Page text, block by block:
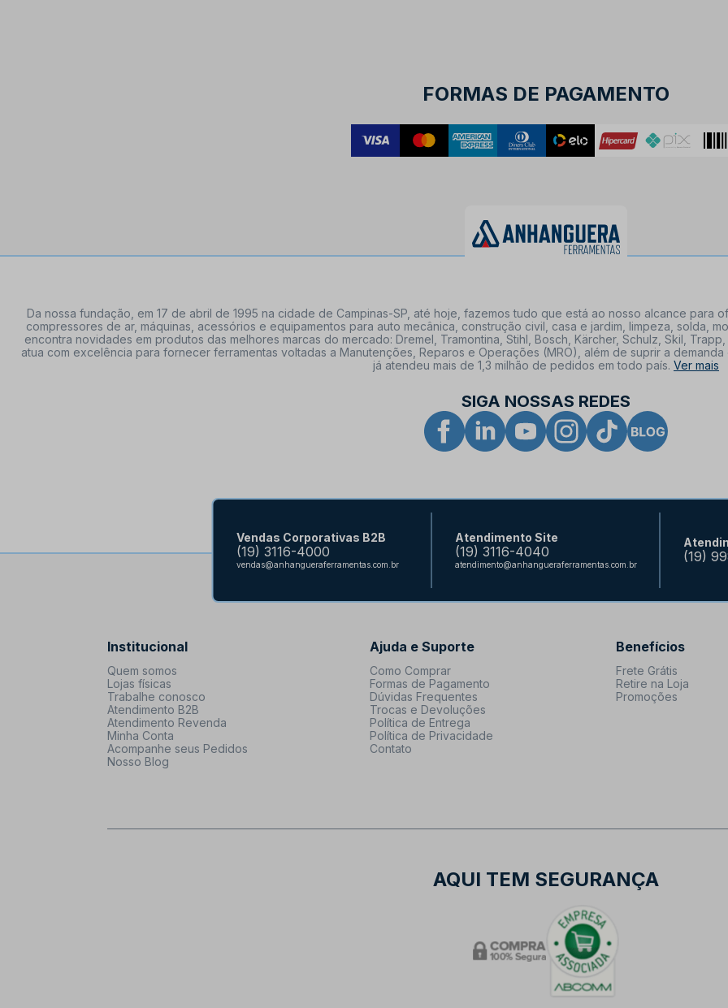
FORMAS DE PAGAMENTO
Da nossa fundação, em 17 de abril de 1995 na cidade de Campinas-SP, até hoje, fazemos tudo que está ao nosso alcance para
compressores de ar, máquinas, acessórios e equipamentos para auto mecânica, construção civil, casa e jardim, limpeza, solda,
encontra novidades em produtos das melhores marcas do mercado: Dremel, Tramontina, Stihl, Bosch, Kärcher, Schulz, Skil,
atua com excelência para fornecer ferramentas voltadas a Manutenções, Reparos e Operações (MRO), além de suprir a
já atendeu mais de 1,3 milhão de pedidos em todo país. Ver mais
SIGA NOSSAS REDES
Vendas Corporativas B2B
(19) 3116-4000
vendas@anhangueraferramentas.com.br
Atendimento Site
(19) 3116-4040
atendimento@anhangueraferramentas.com.br (19)
Institucional
Quem somos
Lojas físicas
Trabalhe conosco
Atendimento B2B
Atendimento Revenda
Minha Conta
Acompanhe seus Pedidos
Nosso Blog
Ajuda e Suporte
Como Comprar
Formas de Pagamento
Dúvidas Frequentes
Trocas e Devoluções
Política de Entrega
Política de Privacidade
Contato
Benefícios
Frete Grátis
Retire na Loja
Promoções
AQUI TEM SEGURANÇA